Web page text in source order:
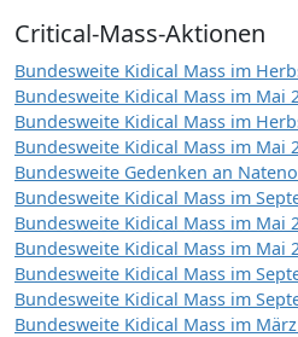
Critical-Mass-Aktionen
Bundesweite Kidical Mass im
Bundesweite Kidical Mass im Mai
Bundesweite Kidical Mass im
Bundesweite Kidical Mass im Mai
Bundesweite Gedenken an
Bundesweite Kidical Mass im
Bundesweite Kidical Mass im Mai
Bundesweite Kidical Mass im Mai
Bundesweite Kidical Mass im
Bundesweite Kidical Mass im
Bundesweite Kidical Mass im